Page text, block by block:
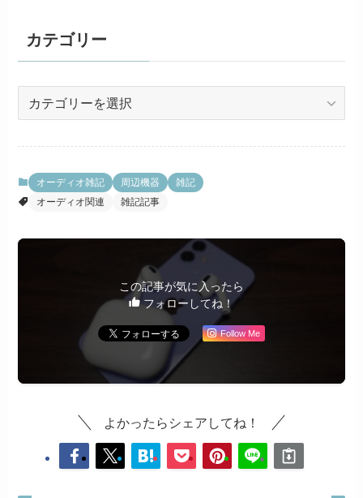
カテゴリー
ー
オーディオ雑記 周辺機器
雑記
オーディオ関連
雑記記事
この記事が気に入ったら
フォローしてね！
Follow Me
よかったらシェアしてね！